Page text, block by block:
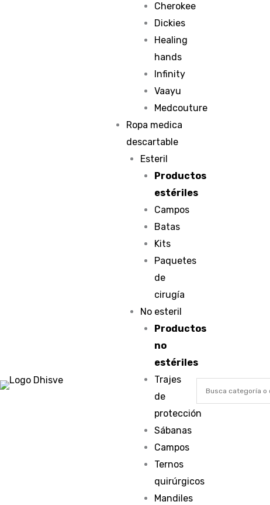
Cherokee
Dickies
Healing
hands
Infinity
Vaayu
Medcouture
Ropa medica
descartable
Esteril
Productos
estériles
Campos
Batas
Kits
Paquetes
de
cirugía
No esteril
Productos
no
estériles
Trajes
de
protección
Sábanas
Campos
Ternos
quirúrgicos
Mandiles